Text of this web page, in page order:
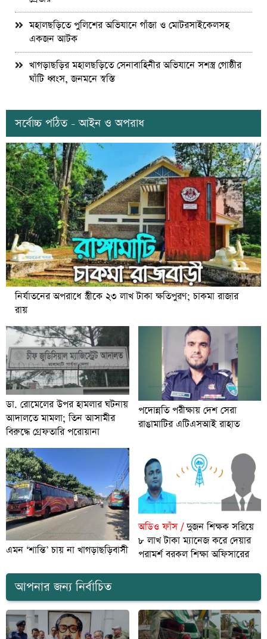
মহালছড়িতে পুলিশের অভিযানে গাঁজা ও মোটরসাইকেলসহ
একজন আটক
খাগড়াছড়ির মহালছড়িতে সেনাবাহিনীর অভিযানে সশস্ত্র গোষ্ঠীর
ঘাঁটি ধ্বংস, জনমনে স্বস্তি
সর্বোচ্চ পঠিত - আইন ও অপরাধ
নির্যাতনের অপরাধে স্ত্রীকে ২৩ লাখ টাকা ক্ষতিপুরণ; চাকমা রাজার
রায়
ডা. রোমেলের উপর হামলার ঘটনায়
আদালতে মামলা; তিন আসামীর
বিরুদ্ধে গ্রেফতারি পরোয়ানা
পদোন্নতি পরীক্ষায় দেশ সেরা
রাঙামাটির এটিএসআই রাহাত
এমন ‘শান্তি’ চায় না খাগড়াছড়িবাসী
অডিও ফাঁস /দুজন শিক্ষক সরিয়ে
৮ লাখ টাকা ম্যানেজ করে দেয়ার
পরামর্শ বরকল শিক্ষা অফিসারের
আপনার জন্য নির্বাচিত